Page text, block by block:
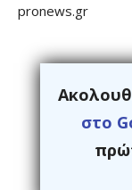
pronews.gr
στο